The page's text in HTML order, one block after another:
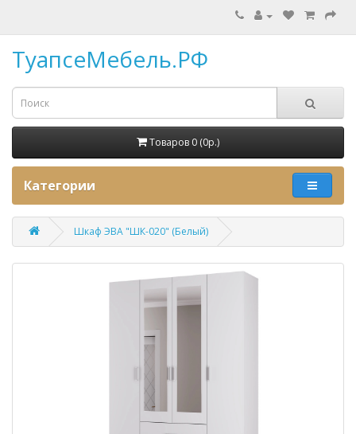
ТуапсеМебель.РФ
Товаров 0 (0p.)
Категории
Шкаф ЭВА "ШК-020" (Белый)